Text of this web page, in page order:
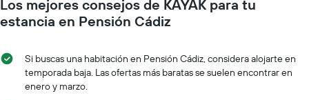
muestra
1
eje
que
indica
que
se
fecha
de
Los mejores consejos de KAYAK para tu
estancia en Pensión Cádiz
Si buscas una habitación en Pensión Cádiz, considera alojarte en
temporada baja. Las ofertas más baratas se suelen encontrar en
enero y marzo.